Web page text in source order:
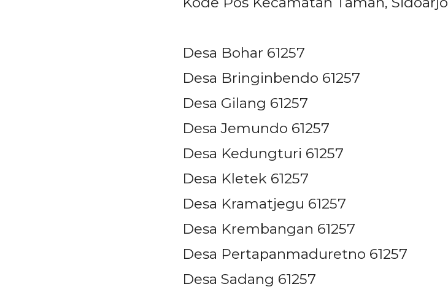
Desa Bohar 61257
Desa Bringinbendo 61257
Desa Gilang 61257
Desa Jemundo 61257
Desa Kedungturi 61257
Desa Kletek 61257
Desa Kramatjegu 61257
Desa Krembangan 61257
Desa Pertapanmaduretno 61257
Desa Sadang 61257